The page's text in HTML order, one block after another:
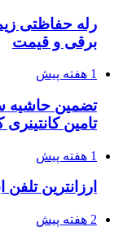
رله حفاظتی
برقی و قیمت
1 هفته پیش
تضمین حاشیه
تامین
1 هفته پیش
ارزانترین
2 هفته پیش